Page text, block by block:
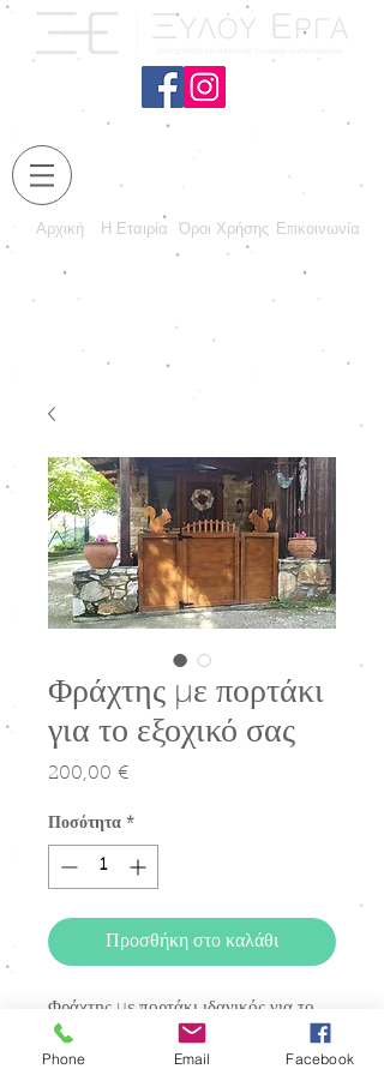
Αρχική Η Εταιρία Όροι Χρήσης Επικοινωνία
Φράχτης με πορτάκι
για το εξοχικό σας
200,00 €Τιμή
Ποσότητα *
Προσθήκη στο καλάθι
Φράχτης με πορτάκι ιδανικός για το
εξοχικό σας, προσδίδει μοναδική
ομορφιά στον χώρο με τα σκιουράκια
Phone Email Facebook